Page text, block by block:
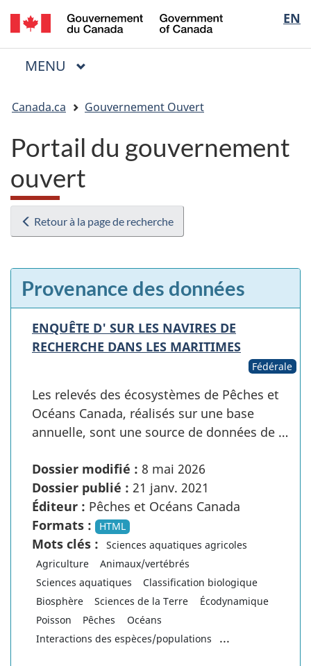
Passer
au
contenu
Passer
à
« Au
Passer
à
la
EN
of
Menu
MENU PRINCIPAL
êtes
ici
Canada.ca Gouvernement Ouvert
Portail du gouvernement
ouvert
Retour à la page de recherche
Provenance des données
ENQUÊTE D' SUR LES NAVIRES DE
RECHERCHE DANS LES MARITIMES
Fédérale
Les relevés des écosystèmes de Pêches et
Océans Canada, réalisés sur une base
annuelle, sont une source de données de …
Dossier modifié : 8 mai 2026
Dossier publié : 21 janv. 2021
Éditeur : Pêches et Océans Canada
Formats :
HTML
Mots clés :
Sciences aquatiques agricoles
Agriculture
Animaux/vertébrés
Sciences aquatiques
Classification biologique
Biosphère
Sciences de la Terre
Écodynamique
Poisson
Pêches
Océans
Interactions des espèces/populations
...